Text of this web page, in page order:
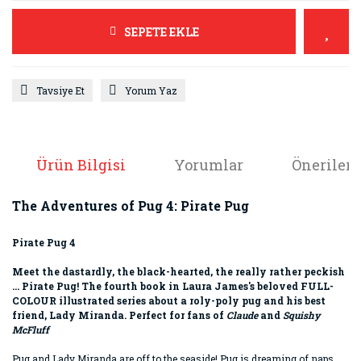
SEPETE EKLE
Tavsiye Et Yorum Yaz
Ürün Bilgisi Yorumlar
The Adventures of Pug 4: Pirate Pug
Pirate Pug 4
Meet the dastardly, the black-hearted, the really rather peckish
... Pirate Pug! The fourth book in Laura James's beloved FULL-
COLOUR illustrated series about a roly-poly pug and his best
friend, Lady Miranda. Perfect for fans of Claudeand Squishy
McFluff